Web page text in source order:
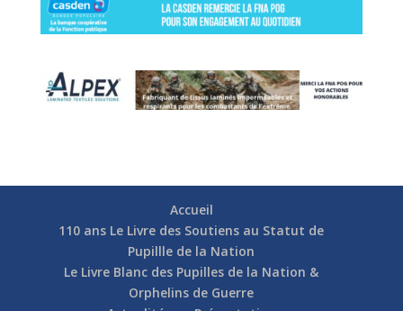
Accueil
110 ans Le Livre des Soutiens au Statut de
Pupillle de la Nation
Le Livre Blanc des Pupilles de la Nation &
Orphelins de Guerre